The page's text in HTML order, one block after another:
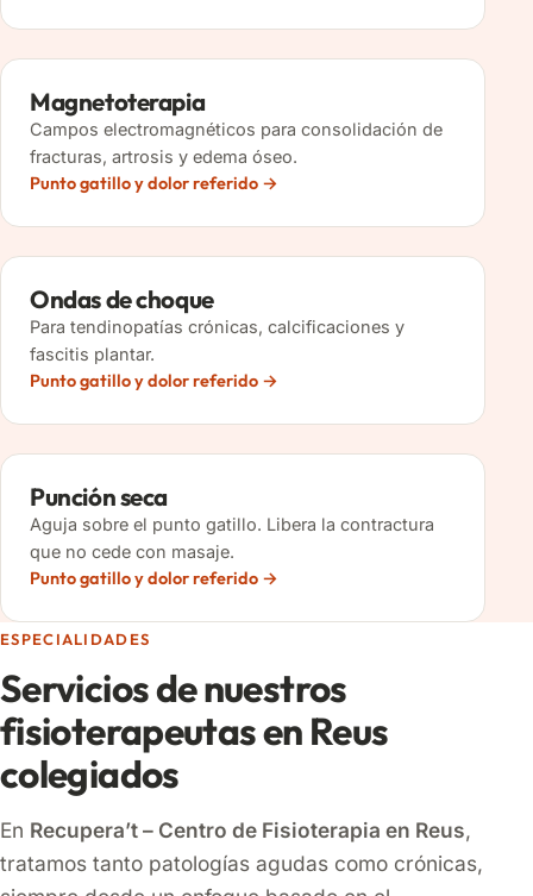
Magnetoterapia
Campos electromagnéticos para consolidación de
fracturas, artrosis y edema óseo.
Punto gatillo y dolor referido
Ondas de choque
Para tendinopatías crónicas, calcificaciones y
fascitis plantar.
Punto gatillo y dolor referido
Punción seca
Aguja sobre el punto gatillo. Libera la contractura
que no cede con masaje.
Punto gatillo y dolor referido
ESPECIALIDADES
Servicios de nuestros
fisioterapeutas en Reus
colegiados
En Recupera’t – Centro de Fisioterapia en Reus,
tratamos tanto patologías agudas como crónicas,